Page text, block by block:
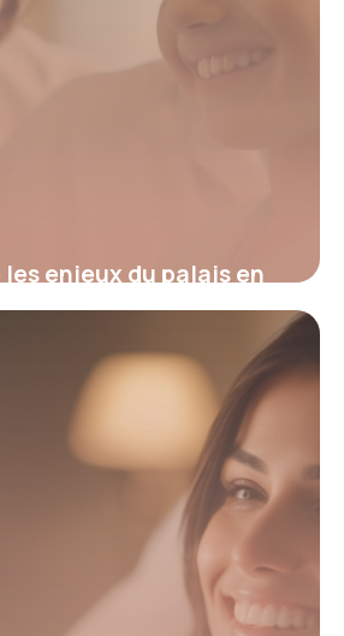
enjeux du palais en
solutions et innovations
harmonieux